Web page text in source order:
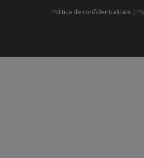
Politica de confidențialitate |